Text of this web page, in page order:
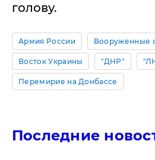
голову.
Армия России Вооруженные
Восток Украины "ДНР"
Перемирие на Донбассе
Последние